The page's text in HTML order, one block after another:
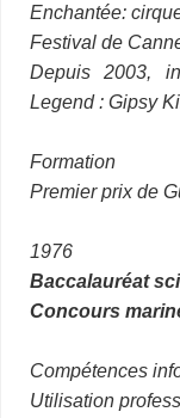
Enchantée:
Festival de
Depuis 2003,
Legend : Gipsy
Formation
Premier prix de
1976
Baccalauréat
Concours
Compétences
Utilisation